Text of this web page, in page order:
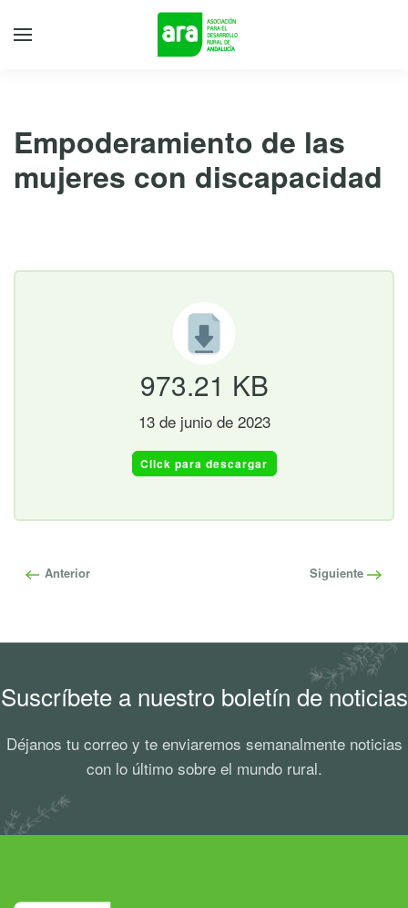
Empoderamiento de las
mujeres con discapacidad
973.21 KB
13 de junio de 2023
Click para descargar
Anterior Siguiente
Suscríbete a nuestro boletín de noticias
Déjanos tu correo y te enviaremos semanalmente noticias
con lo último sobre el mundo rural.